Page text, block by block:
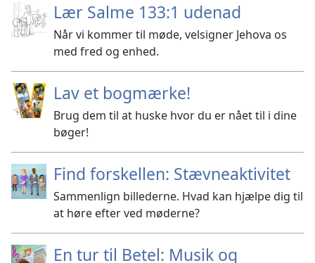
Lær Salme 133:1 udenad
Når vi kommer til møde, velsigner Jehova os
med fred og enhed.
Lav et bogmærke!
Brug dem til at huske hvor du er nået til i dine
bøger!
Find forskellen: Stævneaktivitet
Sammenlign billederne. Hvad kan hjælpe dig til
at høre efter ved møderne?
En tur til Betel: Musik og